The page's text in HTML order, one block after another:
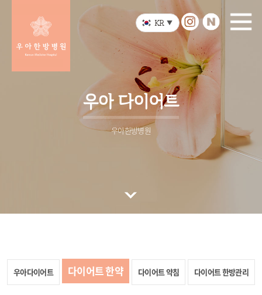
KR ▼
우아 다이어트
우아한방병원
우아다이어트 다이어트 한약 다이어트 약침 다이어트 한방관리